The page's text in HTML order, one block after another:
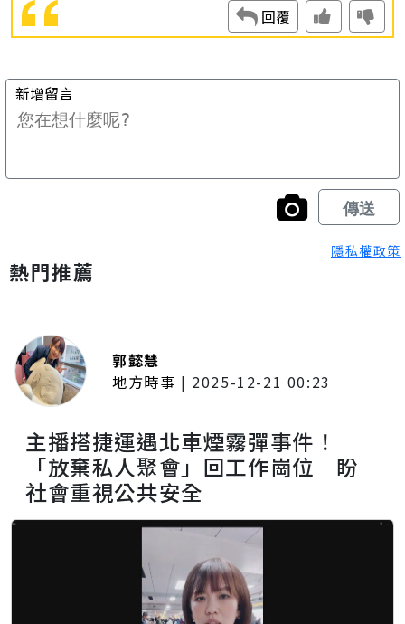
隱私權政策
熱門推薦
郭懿慧
地方時事 | 2025-12-21 00:23
主播搭捷運遇北車煙霧彈事件！
「放棄私人聚會」回工作崗位 盼
社會重視公共安全